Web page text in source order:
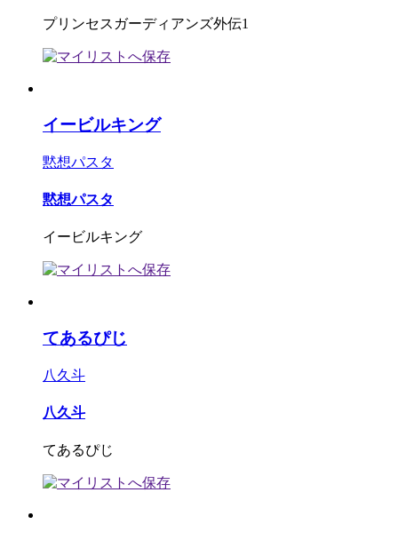
プリンセスガーディアンズ外伝1
イービルキング
黙想パスタ
黙想パスタ
イービルキング
てあるぴじ
八久斗
八久斗
てあるぴじ